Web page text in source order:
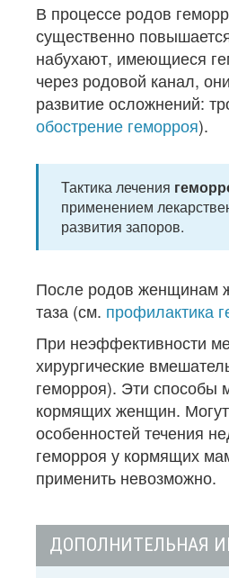
В процессе родов
существенно
набухают, имеющиеся
через родовой канал,
развитие осложнений:
обострение геморроя).
Тактика лечения
применением
развития запоров.
После родов женщинам
таза (см. профилактика
При неэффективности
хирургические
геморроя). Эти способы
кормящих женщин.
особенностей течения
геморроя у кормящих
применить невозможно.
ДОПОЛНИТЕЛЬНАЯ